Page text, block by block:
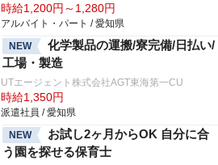
時給1,200円～1,280円
アルバイト・パート / 愛知県
NEW
化学製品の運搬/寮完備/日払い/
工場・製造
UTエージェント株式会社AGT東海第一CU
時給1,350円
派遣社員 / 愛知県
NEW
お試し2ヶ月からOK 自分に合
う園を探せる保育士